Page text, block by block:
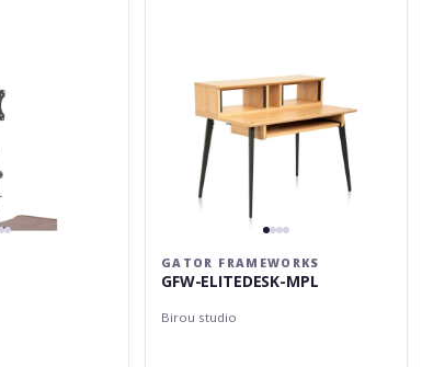
GATOR FRAMEWORKS
GFW-ELITEDESK-MPL
Birou studio